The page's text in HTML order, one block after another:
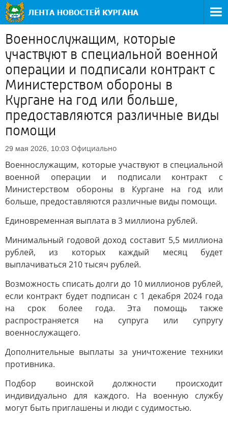
Военнослужащим, которые
участвуют в специальной военной
операции и подписали контракт с
Министерством обороны в
Кургане на год или больше,
предоставляются различные виды
помощи
29 мая 2026, 10:03 Официально
Военнослужащим, которые участвуют в специальной
военной операции и подписали контракт с
Министерством обороны в Кургане на год или
больше, предоставляются различные виды помощи.
Единовременная выплата в 3 миллиона рублей.
Минимальный годовой доход составит 5,5 миллиона
рублей, из которых каждый месяц будет
выплачиваться 210 тысяч рублей.
Возможность списать долги до 10 миллионов рублей,
если контракт будет подписан с 1 декабря 2024 года
на срок более года. Эта помощь также
распространяется на супруга или супругу
военнослужащего.
Дополнительные выплаты за уничтожение техники
противника.
Подбор воинской должности происходит
индивидуально для каждого. На военную службу
могут быть приглашены и люди с судимостью.